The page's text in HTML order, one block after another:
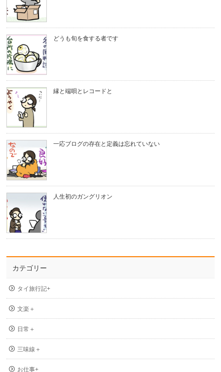
どうも旬を食する者です
縁と端唄とレコードと
一応ブログの存在と定義は忘れていない
人生初のガングリオン
カテゴリー
タイ旅行記+
文楽＋
日常＋
三味線＋
お仕事+